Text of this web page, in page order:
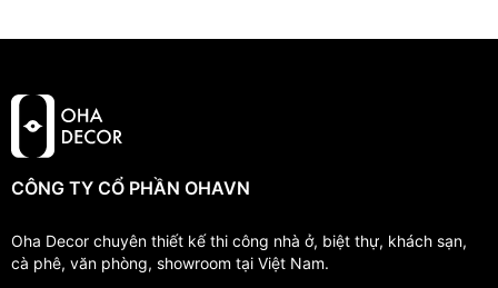
CÔNG TY CỔ PHẦN OHAVN
Oha Decor chuyên thiết kế thi công nhà ở, biệt thự, khách sạn,
cà phê, văn phòng, showroom tại Việt Nam.